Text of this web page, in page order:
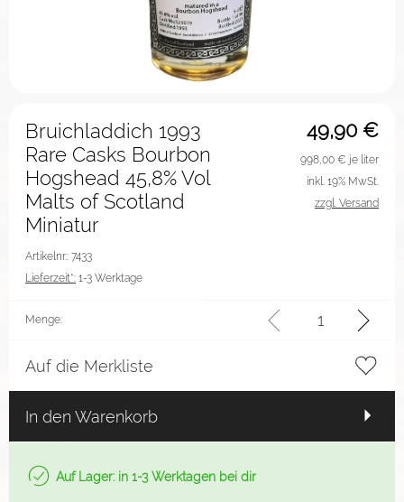
49,90 €
Bruichladdich 1993
Rare Casks Bourbon
Hogshead 45,8% Vol
Malts of Scotland
Miniatur
Artikelnr.: 7433
Lieferzeit*: 1-3 Werktage
998,00 € je liter
inkl. 19% MwSt.
zzgl. Versand
Menge:
Auf die Merkliste
In den Warenkorb
Auf Lager: in 1-3 Werktagen bei dir